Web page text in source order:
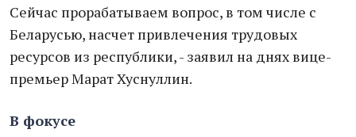
Сейчас прорабатываем вопрос, в том числе с
Беларусью, насчет привлечения трудовых
ресурсов из республики, - заявил на днях вице-
премьер Марат Хуснуллин.
В фокусе